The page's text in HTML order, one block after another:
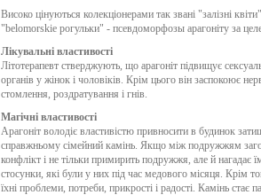
Високо цінуються колекціонерами так звані "залізні
"belomorskie рогульки" - псевдоморфозы арагоніту за
Лікувальні властивості
Літотерапевт стверджують, що арагоніт підвищує
органів у жінок і чоловіків. Крім цього він заспокоює
стомлення, роздратування і гнів.
Магічні властивості
Арагоніт володіє властивістю привносити в будинок
справжньому сімейний камінь. Якщо між подружжям
конфлікт і не тільки примирить подружжя, але й нагадає
стосунки, які були у них під час медового місяця. Крім
їхні проблеми, потреби, прикрості і радості. Камінь